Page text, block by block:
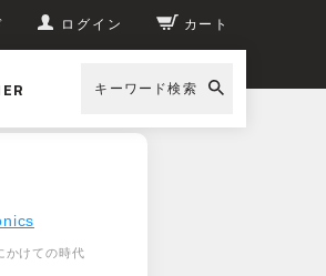
ログイン カート
キーワード検索
かけての時代